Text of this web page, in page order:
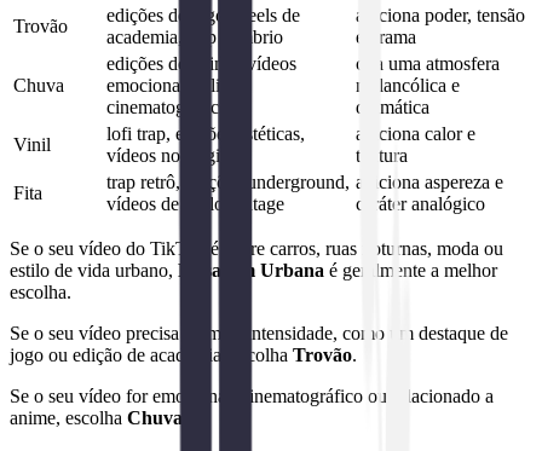
Trovão
edições de jogos, reels de
academia, trap sombrio
adiciona poder, tensão
e drama
Chuva
edições de anime, vídeos
emocionais, clipes
cinematográficos
cria uma atmosfera
melancólica e
dramática
Vinil
lofi trap, edições estéticas,
vídeos nostálgicos
adiciona calor e
textura
Fita
trap retrô, edições underground,
vídeos de estilo vintage
adiciona aspereza e
caráter analógico
Se o seu vídeo do TikTok é sobre carros, ruas noturnas, moda ou
estilo de vida urbano, Paisagem Urbana é geralmente a melhor
escolha.
Se o seu vídeo precisa de mais intensidade, como um destaque de
jogo ou edição de academia, escolha Trovão.
Se o seu vídeo for emocional, cinematográfico ou relacionado a
anime, escolha Chuva